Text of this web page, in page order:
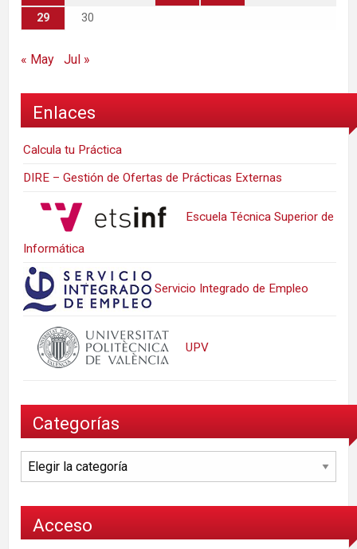
29
30
« May Jul »
Enlaces
Calcula tu Práctica
DIRE – Gestión de Ofertas de Prácticas Externas
Escuela Técnica Superior de
Informática
Servicio Integrado de Empleo
UPV
Categorías
Categorías
Acceso